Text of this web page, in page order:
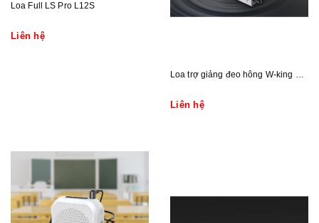
Loa Full LS Pro L12S
Liên hệ
Liên hệ